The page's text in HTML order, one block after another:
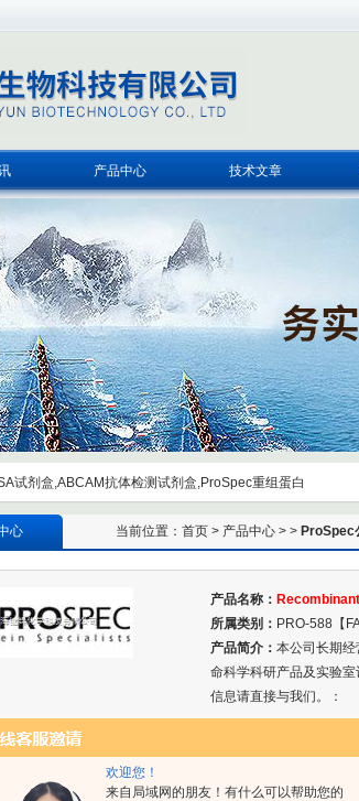
欢迎您！
来自局域网的朋友！有什么可以帮助您的
产品中心 技术文章
试剂盒,ABCAM抗体检测试剂盒,ProSpec重组蛋白
当前位置： 首页 > 产品中心 > > ProSpec
心
产品名称：
所属类别： PRO-588【
产品简介： 本公司长期
命科学科研产品及实验
信息请直接与我们。：